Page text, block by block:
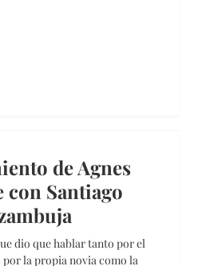
de Agnes
con Santiago
dio que hablar tanto por el
por la propia novia como la